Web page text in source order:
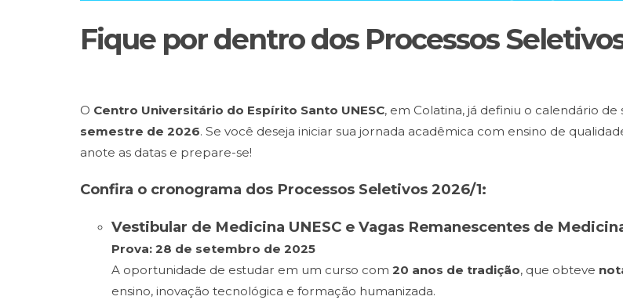
Fique por dentro dos Processos Seletivos
O Centro Universitário do Espírito Santo UNESC, em Colatina, já definiu o calendário de
semestre de 2026. Se você deseja iniciar sua jornada acadêmica com ensino de
anote as datas e prepare-se!
Confira o cronograma dos Processos Seletivos 2026/1:
Vestibular de Medicina UNESC e Vagas Remanescentes de
Prova: 28 de setembro de 2025
A oportunidade de estudar em um curso com 20 anos de tradição, que obteve
ensino, inovação tecnológica e formação humanizada.